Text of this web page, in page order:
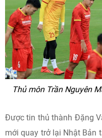
Thủ môn Trần Nguyên
Được tin thủ thành Đặng
mới quay trở lại Nhật Bản